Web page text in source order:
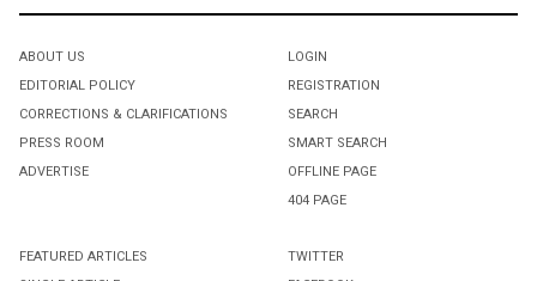
ABOUT US
EDITORIAL POLICY
CORRECTIONS & CLARIFICATIONS
PRESS ROOM
ADVERTISE
LOGIN
REGISTRATION
SEARCH
SMART SEARCH
OFFLINE PAGE
404 PAGE
FEATURED ARTICLES
TWITTER